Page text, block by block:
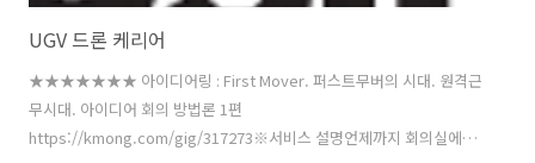
UGV 드론 케리어
★★★★★★★ 아이디어링 : First Mover. 퍼스트무버의 시대. 원격근
무시대. 아이디어 회의 방법론 1편
https://kmong.com/gig/317273※서비스 설명언제까지 회의실에서